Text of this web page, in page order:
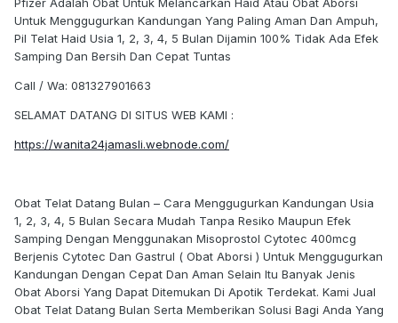
Pfizer Adalah Obat Untuk Melancarkan Haid Atau Obat Aborsi
Untuk Menggugurkan Kandungan Yang Paling Aman Dan Ampuh,
Pil Telat Haid Usia 1, 2, 3, 4, 5 Bulan Dijamin 100% Tidak Ada Efek
Samping Dan Bersih Dan Cepat Tuntas
Call / Wa: 081327901663
SELAMAT DATANG DI SITUS WEB KAMI :
https://wanita24jamasli.webnode.com/
Obat Telat Datang Bulan – Cara Menggugurkan Kandungan Usia
1, 2, 3, 4, 5 Bulan Secara Mudah Tanpa Resiko Maupun Efek
Samping Dengan Menggunakan Misoprostol Cytotec 400mcg
Berjenis Cytotec Dan Gastrul ( Obat Aborsi ) Untuk Menggugurkan
Kandungan Dengan Cepat Dan Aman Selain Itu Banyak Jenis
Obat Aborsi Yang Dapat Ditemukan Di Apotik Terdekat. Kami Jual
Obat Telat Datang Bulan Serta Memberikan Solusi Bagi Anda Yang